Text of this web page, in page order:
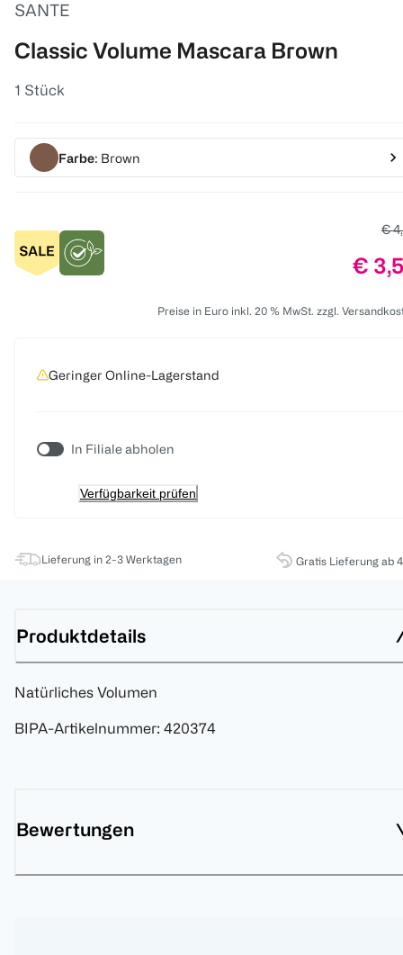
SANTE
Classic Volume Mascara Brown
1 Stück
Farbe: Brown
€
€
Preise in Euro inkl. 20 % MwSt. zzgl.
Geringer Online-Lagerstand
In Filiale abholen
Verfügbarkeit prüfen
Lieferung in 2-3 Werktagen Gratis Lieferung ab
Produktdetails
Natürliches Volumen
BIPA-Artikelnummer: 420374
Bewertungen